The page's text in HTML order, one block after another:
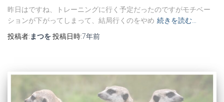
昨日はですね、トレーニングに行く予定だったのですがモチベー
ションが下がってしまって、結局行くのをやめ 続きを読む…
投稿者: まつを投稿日時:7年前